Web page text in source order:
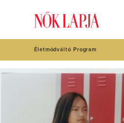
Életmódváltó Program